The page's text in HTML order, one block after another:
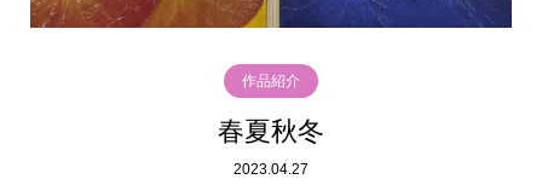
作品紹介
春夏秋冬
2023.04.27